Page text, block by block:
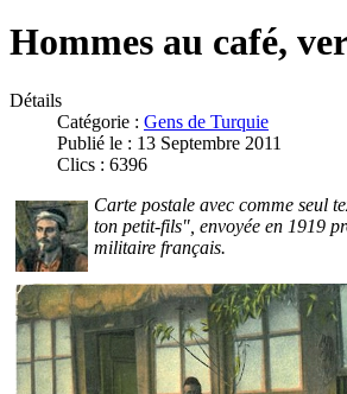
Hommes au café,
Détails
Catégorie : Gens de Turquie
Publié le : 13 Septembre 2011
Clics : 6396
Carte postale avec comme seul
ton petit-fils", envoyée en 1919
militaire français.